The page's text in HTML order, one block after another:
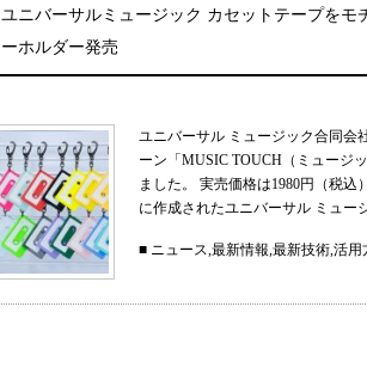
ユニバーサルミュージック カセットテープをモ
ーホルダー発売
ユニバーサル ミュージック合同会
ーン「MUSIC TOUCH（ミュージ
ました。 実売価格は1980円（税
に作成されたユニバーサル ミュー
■ ニュース,最新情報,最新技術,活用